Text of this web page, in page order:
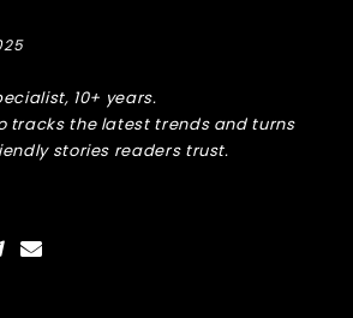
10+ years.
tracks the latest trends and turns
stories readers trust.